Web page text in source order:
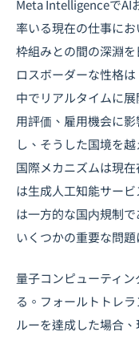
Meta IntelligenceでAI
率いる現在の仕事に
枠組みとの間の深淵
ロスボーダーな性格
中でリアルタイムに
用評価、雇用機会に
し、そうした国境を
国際メカニズムは現
は生成人工知能サー
は一方的な国内規制
いくつかの重要な問
量子コンピューティ
る。フォールトトレ
ルーを達成した場合